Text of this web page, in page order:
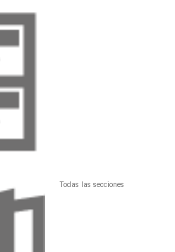
Todas las secciones